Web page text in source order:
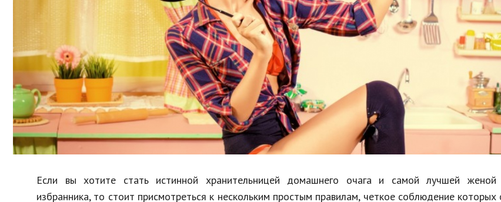
Образование
В мире
Культура
Авто, мото
Спорт
Знаменитости
Недвижимость
Спорт и фитнес
Психология и отношения
Творчество и рукоделие
Разное
Работа и бизнес
Животные
Еда и напитки
Если вы хотите стать истинной хранительницей домашнего очага и самой лучшей женой
избранника, то стоит присмотреться к нескольким простым правилам, четкое соблюдение которых